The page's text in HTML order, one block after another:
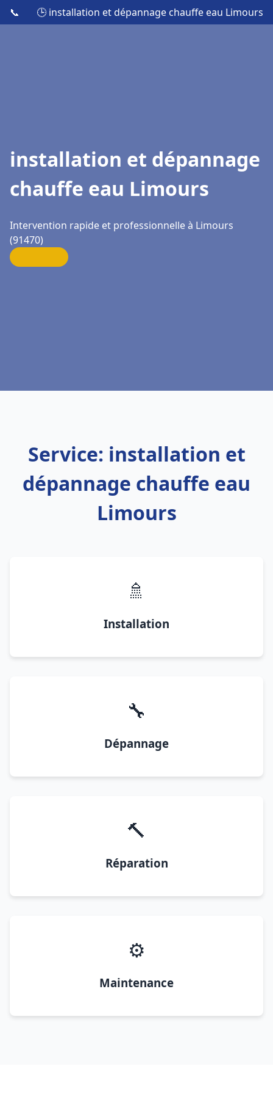
📞 🕒 installation et dépannage chauffe eau Limours
installation et dépannage
chauffe eau Limours
Intervention rapide et professionnelle à Limours
(91470)
Service: installation et
dépannage chauffe eau
Limours
🚿
Installation
🔧
Dépannage
🔨
Réparation
⚙️
Maintenance